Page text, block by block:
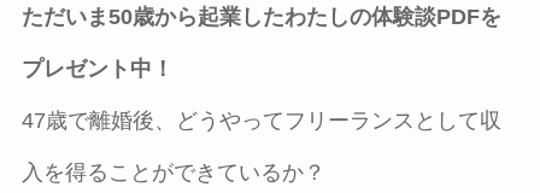
ただいま50歳から起業したわたしの体験談PDFを
プレゼント中！
47歳で離婚後、どうやってフリーランスとして収
入を得ることができているか？